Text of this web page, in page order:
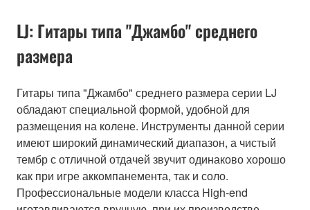
LJ: Гитары типа "Джамбо" среднего
размера
Гитары типа "Джамбо" среднего размера серии LJ
обладают специальной формой, удобной для
размещения на колене. Инструменты данной серии
имеют широкий динамический диапазон, а чистый
тембр с отличной отдачей звучит одинаково хорошо
как при игре аккомпанемента, так и соло.
Профессиональные модели класса High-end